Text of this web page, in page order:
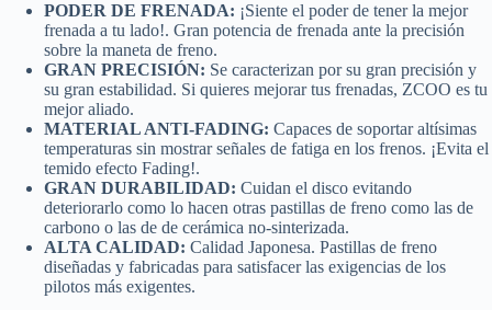
PODER DE FRENADA: ¡Siente el poder de tener la mejor
frenada a tu lado!. Gran potencia de frenada ante la precisión
sobre la maneta de freno.
GRAN PRECISIÓN: Se caracterizan por su gran precisión y
su gran estabilidad. Si quieres mejorar tus frenadas, ZCOO es tu
mejor aliado.
MATERIAL ANTI-FADING: Capaces de soportar altísimas
temperaturas sin mostrar señales de fatiga en los frenos. ¡Evita el
temido efecto Fading!.
GRAN DURABILIDAD: Cuidan el disco evitando
deteriorarlo como lo hacen otras pastillas de freno como las de
carbono o las de de cerámica no-sinterizada.
ALTA CALIDAD: Calidad Japonesa. Pastillas de freno
diseñadas y fabricadas para satisfacer las exigencias de los
pilotos más exigentes.